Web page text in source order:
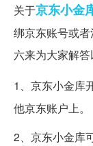
关于京东小金
绑京东账号或
六来为大家解
1、京东小金库
他京东账户上。
2、京东小金库